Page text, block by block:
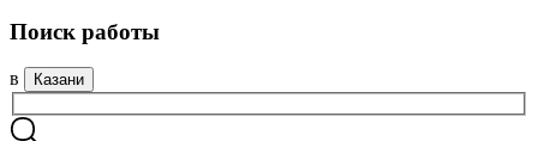
Поиск работы
в Казани